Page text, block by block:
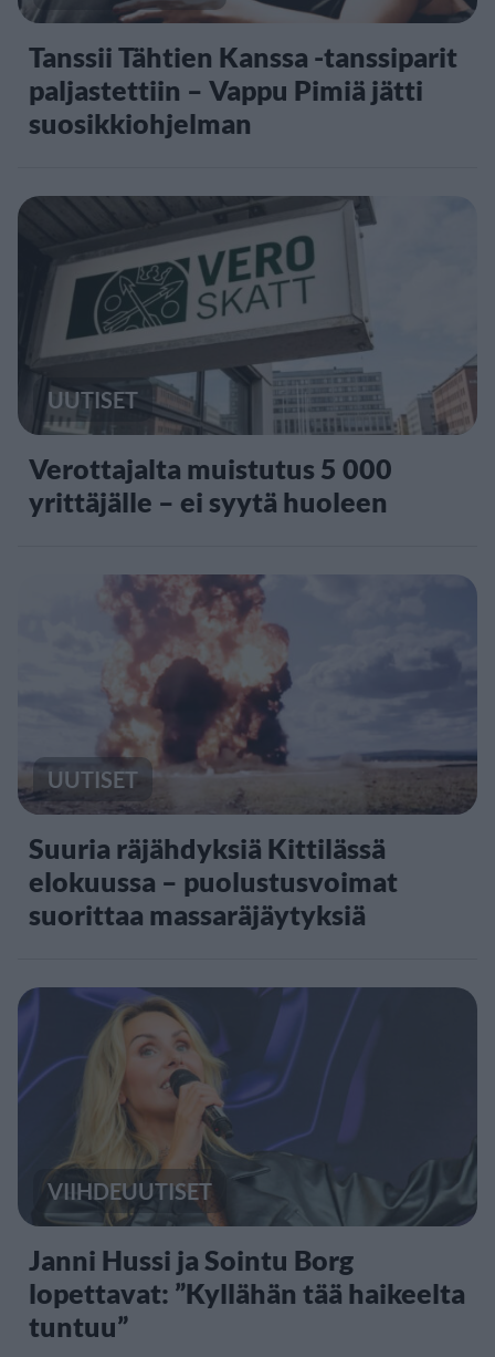
Tanssii Tähtien Kanssa -tanssiparit
paljastettiin – Vappu Pimiä jätti
suosikkiohjelman
UUTISET
Verottajalta muistutus 5 000
yrittäjälle – ei syytä huoleen
UUTISET
Suuria räjähdyksiä Kittilässä
elokuussa – puolustusvoimat
suorittaa massaräjäytyksiä
VIIHDEUUTISET
Janni Hussi ja Sointu Borg
lopettavat: ”Kyllähän tää haikeelta
tuntuu”